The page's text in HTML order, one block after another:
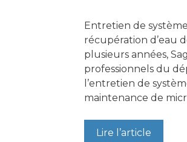
Entretien de
récupération d’eau
plusieurs années,
professionnels du
l’entretien de
maintenance de
Lire l’article